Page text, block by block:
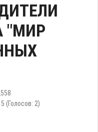
"МИР
5 (Голосов: 2)